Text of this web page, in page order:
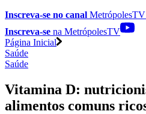
Inscreva-se no canal
Inscreva-se na MetrópolesTV
Página Inicial
Saúde
Saúde
Vitamina D:
alimentos comuns